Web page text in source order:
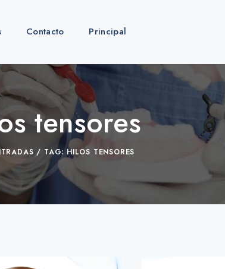
Contacto Principal
tensores
TAG: HILOS TENSORES